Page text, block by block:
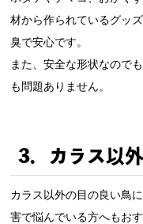
材から作られているグッ
臭で安心です。
また、安全な形状なので
も問題ありません。
3．カラス以
カラス以外の目の良い鳥
害で悩んでいる方へもおす